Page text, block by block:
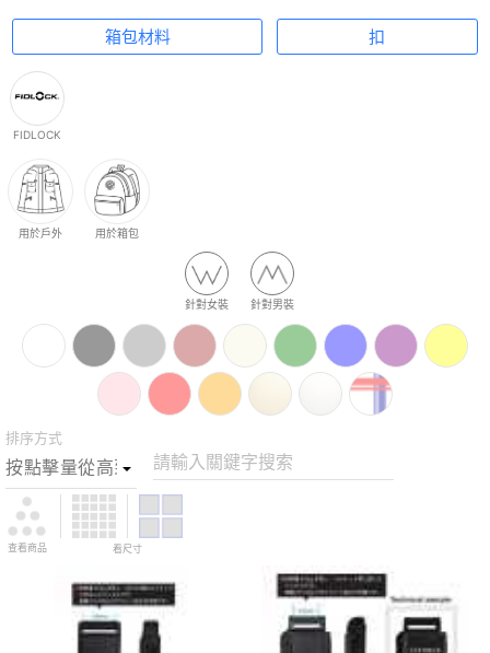
箱包材料 扣
FIDLOCK
用於戶外 用於箱包
針對女裝 針對男裝
排序方式
請輸入關鍵字搜索
查看商品 看尺寸